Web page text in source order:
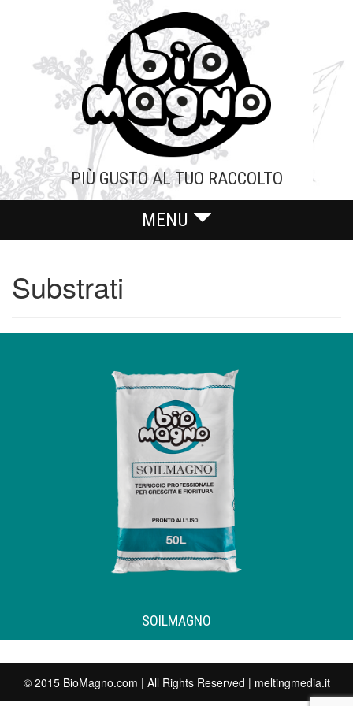
PIÙ GUSTO AL TUO RACCOLTO
MENU
Substrati
SOILMAGNO
SOILMAGNO
Terriccio professionale per crescita e fioritura
Pronto all'uso
© 2015 BioMagno.com | All Rights Reserved | meltingmedia.it